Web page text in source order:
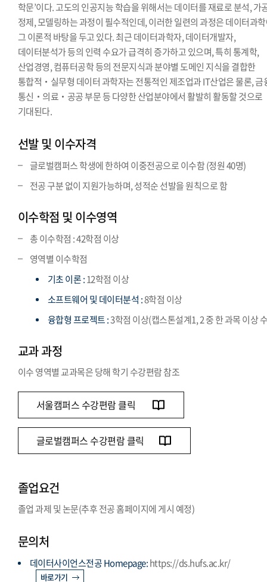
학문’이다. 고도의 인공지능 학습을 위해서는 데이터를 재료로 분석, 가
정제, 모델링하는 과정이 필수적인데, 이러한 일련의 과정은 데이터과
그 이론적 바탕을 두고 있다. 최근 데이터과학자, 데이터개발자,
데이터분석가 등의 인력 수요가 급격히 증가하고 있으며, 특히 통계학,
산업경영, 컴퓨터공학 등의 전문지식과 분야별 도메인 지식을 결합한
통합적‧실무형 데이터 과학자는 전통적인 제조업과 IT산업은 물론,
통신‧의료‧공공 부문 등 다양한 산업분야에서 활발히 활동할 것으로
기대된다.
선발 및 이수자격
글로벌캠퍼스 학생에 한하여 이중전공으로 이수함 (정원 40명)
전공 구분 없이 지원가능하며, 성적순 선발을 원칙으로 함
이수학점 및 이수영역
총 이수학점 : 42학점 이상
영역별 이수학점
기초 이론 :12학점 이상
소프트웨어 및 데이터분석 :8학점 이상
융합형 프로젝트 :3학점 이상(캡스톤설계1, 2 중 한 과목 이상
교과 과정
이수 영역별 교과목은 당해 학기 수강편람 참조
서울캠퍼스 수강편람 클릭
글로벌캠퍼스 수강편람 클릭
졸업요건
졸업 과제 및 논문(추후 전공 홈페이지에 게시 예정)
문의처
데이터사이언스전공 Homepage:https://ds.hufs.ac.kr/
바로가기